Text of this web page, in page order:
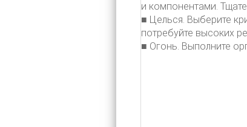
и компонентами.
■ Целься. Выберите
потребуйте высоких
■ Огонь. Выполните